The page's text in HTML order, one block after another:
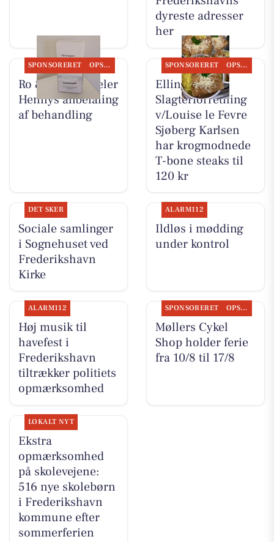
dyreste adresser
her
SPONSORERET OPSLAGSTAVLEN
Ro & velvære deler
Hennys anbefaling
af behandling
SPONSORERET OPSLAGSTAVLEN
Elling
Slagterforretning
v/Louise le Fevre
Sjøberg Karlsen
har krogmodnede
T-bone steaks til
120 kr
DET SKER
Sociale samlinger
i Sognehuset ved
Frederikshavn
Kirke
ALARM112
Ildløs i mødding
under kontrol
ALARM112
Høj musik til
havefest i
Frederikshavn
tiltrækker politiets
opmærksomhed
SPONSORERET OPSLAGSTAVLEN
Møllers Cykel
Shop holder ferie
fra 10/8 til 17/8
LOKALT NYT
Ekstra
opmærksomhed
på skolevejene:
516 nye skolebørn
i Frederikshavn
kommune efter
sommerferien